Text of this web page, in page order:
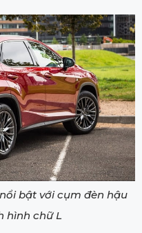
bật với cụm đèn hậu
hình chữ L